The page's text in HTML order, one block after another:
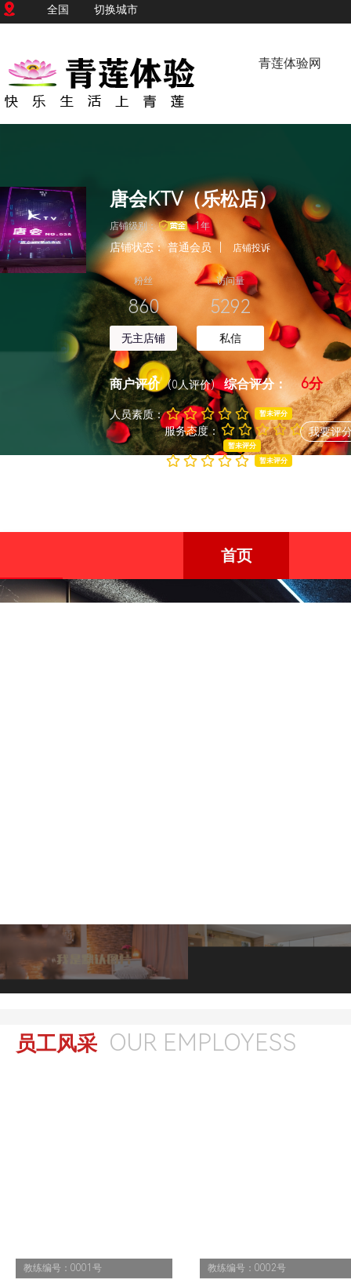
全国 切换城市
青莲体验网
唐会KTV（乐松店）
店铺级别： 1年
店铺状态：普通会员 店铺投诉
粉丝
860
无主店铺
访问量
5292
私信
商户评价 (0人评价)综合评分： 6分
人员素质： 暂未评分
服务态度：
暂未评分
暂未评分
我要评
首页
员工风采 OUR EMPLOYESS
教练编号：0001号 教练编号：0002号